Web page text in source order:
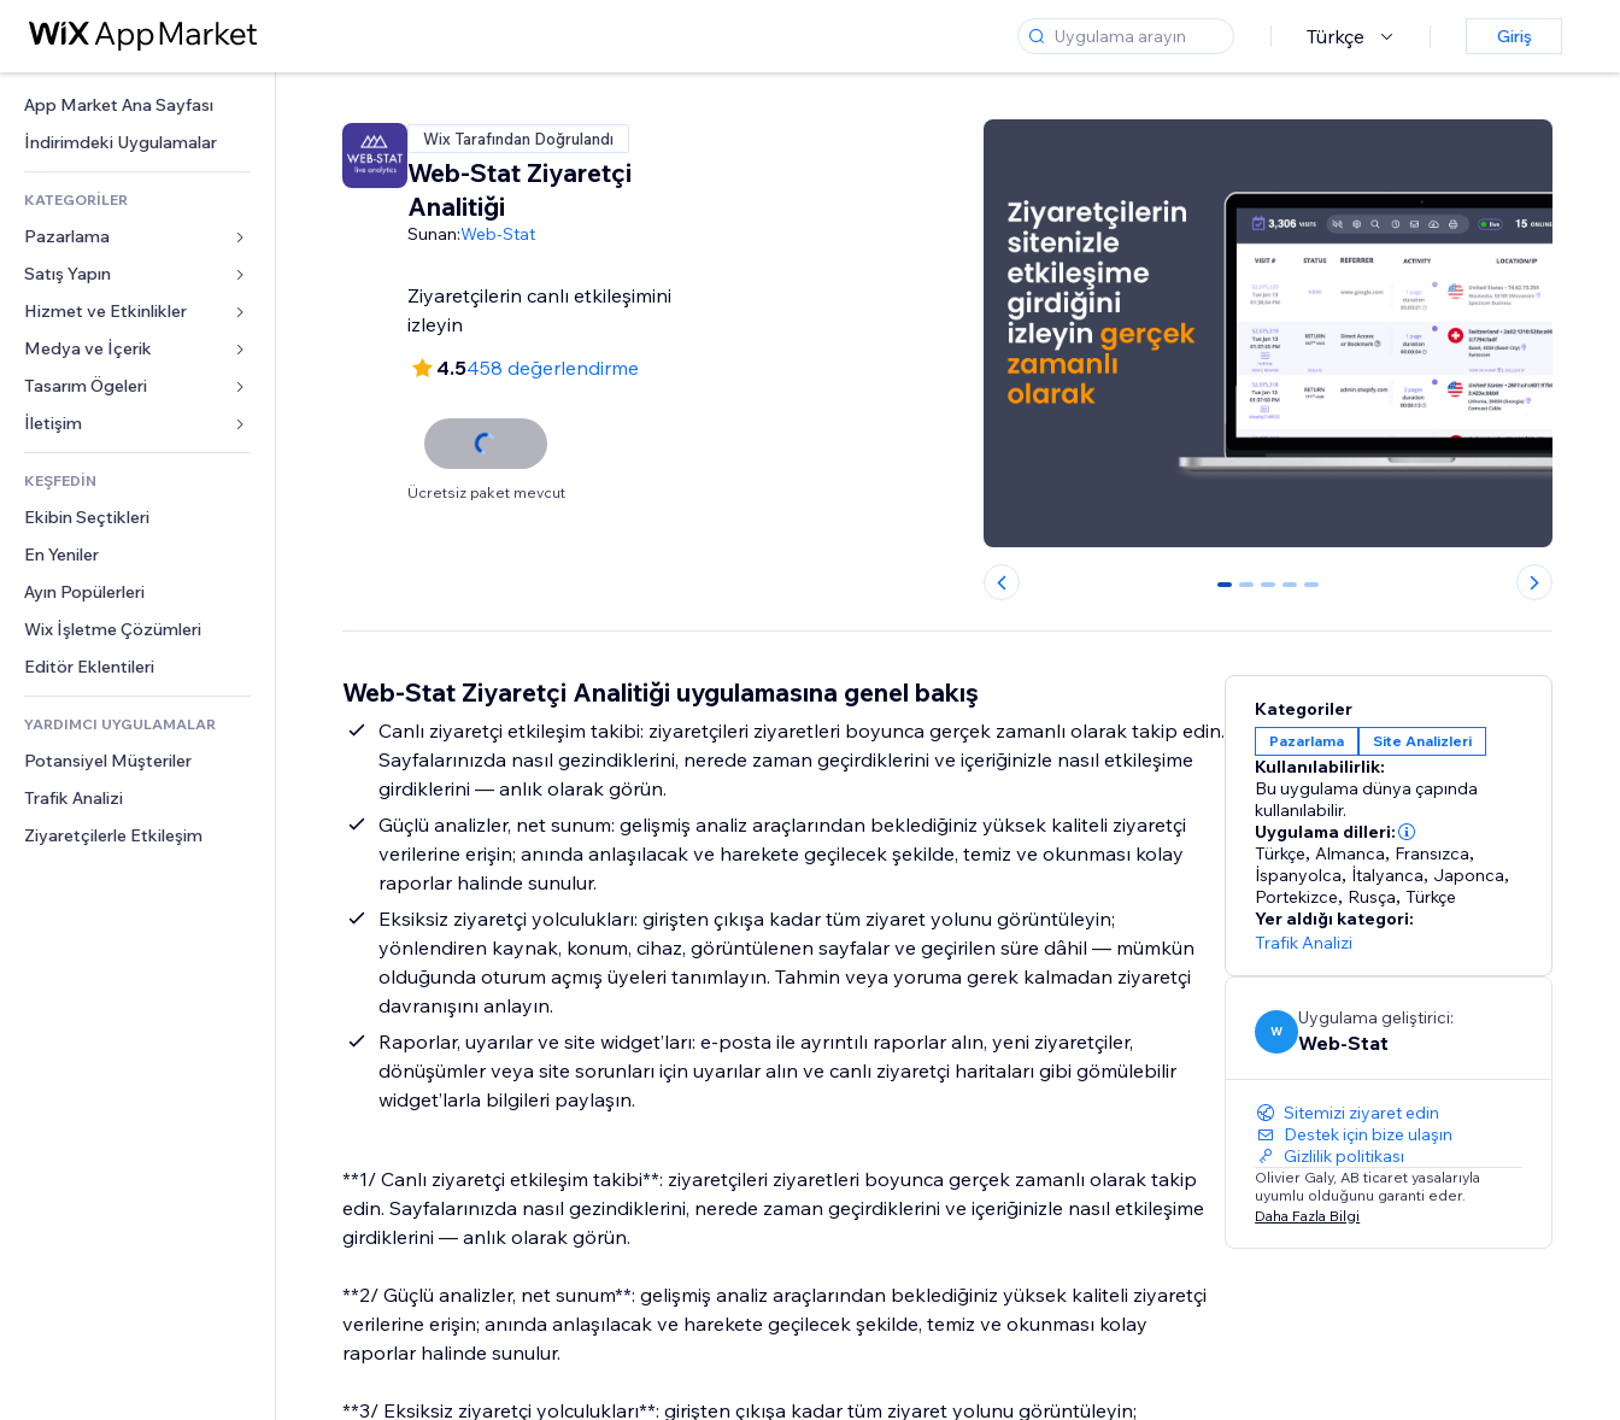
Türkçe Giriş
App Market Ana Sayfası
İndirimdeki Uygulamalar
KATEGORİLER
Pazarlama
Reklamlar
Mobil
Site Analizleri
Sosyal Ağ
Site Listeleri
E-posta
Satış Yapın
Mağazalar için uygulamalar
Gönderim ve Teslimat
Satış Düğmeleri
Muhasebe
Kuponlar ve Müşteri Sadakati
Depolama Çözümleri
Hizmet ve Etkinlikler
Oteller
Etkinlikler
Restoranlar
Emlak
Randevular
Medya ve İçerik
Galeri
Müzik
Podcast
Fotoğrafçılık
Video
PDF
Dosya Paylaşımı
Haberler
Tasarım Ögeleri
Haritalar ve Navigasyon
Gizlilik ve Güvenlik
Saat
Sayfa Şablonları
Görüntü Efektleri
Düğmeler ve Menüler
Afişler ve Rozetler
Hesap Makineleri
Arama
Hava Durumu
Grafik ve Tablolar
Formlar
Blog
Anketler
Sohbet
Yorumlar
Telefon
Topluluk
Değerlendirmeler ve Müşteri
KEŞFEDİN
Ekibin Seçtikleri
En Yeniler
Ayın Popülerleri
Wix İşletme Çözümleri
Editör Eklentileri
YARDIMCI UYGULAMALAR
Potansiyel Müşteriler
Trafik Analizi
Ziyaretçilerle Etkileşim
Wix Tarafından Doğrulandı
Web-Stat Ziyaretçi
Analitiği
Sunan:Web-Stat
Ziyaretçilerin canlı etkileşimini
izleyin
4.5458 değerlendirme
Ücretsiz paket mevcut
0 1 2 3 4
Web-Stat Ziyaretçi Analitiği uygulamasına genel bakış
Canlı ziyaretçi etkileşim takibi: ziyaretçileri ziyaretleri boyunca gerçek zamanlı olarak takip edin.
Sayfalarınızda nasıl gezindiklerini, nerede zaman geçirdiklerini ve içeriğinizle nasıl etkileşime
girdiklerini — anlık olarak görün.
Güçlü analizler, net sunum: gelişmiş analiz araçlarından beklediğiniz yüksek kaliteli ziyaretçi
verilerine erişin; anında anlaşılacak ve harekete geçilecek şekilde, temiz ve okunması kolay
raporlar halinde sunulur.
Eksiksiz ziyaretçi yolculukları: girişten çıkışa kadar tüm ziyaret yolunu görüntüleyin;
yönlendiren kaynak, konum, cihaz, görüntülenen sayfalar ve geçirilen süre dâhil — mümkün
olduğunda oturum açmış üyeleri tanımlayın. Tahmin veya yoruma gerek kalmadan ziyaretçi
davranışını anlayın.
Raporlar, uyarılar ve site widget’ları: e-posta ile ayrıntılı raporlar alın, yeni ziyaretçiler,
dönüşümler veya site sorunları için uyarılar alın ve canlı ziyaretçi haritaları gibi gömülebilir
widget’larla bilgileri paylaşın.
**1/ Canlı ziyaretçi etkileşim takibi**: ziyaretçileri ziyaretleri boyunca gerçek zamanlı olarak takip
edin. Sayfalarınızda nasıl gezindiklerini, nerede zaman geçirdiklerini ve içeriğinizle nasıl etkileşime
girdiklerini — anlık olarak görün.
**2/ Güçlü analizler, net sunum**: gelişmiş analiz araçlarından beklediğiniz yüksek kaliteli ziyaretçi
verilerine erişin; anında anlaşılacak ve harekete geçilecek şekilde, temiz ve okunması kolay
raporlar halinde sunulur.
**3/ Eksiksiz ziyaretçi yolculukları**: girişten çıkışa kadar tüm ziyaret yolunu görüntüleyin;
Kategoriler
Pazarlama Site Analizleri
Kullanılabilirlik:
Bu uygulama dünya çapında
kullanılabilir.
Uygulama dilleri:
Türkçe, Almanca, Fransızca,
İspanyolca, İtalyanca, Japonca,
Portekizce, Rusça,Türkçe
Yer aldığı kategori:
Trafik Analizi
W
Uygulama geliştirici:
Web-Stat
Sitemizi ziyaret edin
Destek için bize ulaşın
Gizlilik politikası
Olivier Galy, AB ticaret yasalarıyla
uyumlu olduğunu garanti eder.
Daha Fazla Bilgi